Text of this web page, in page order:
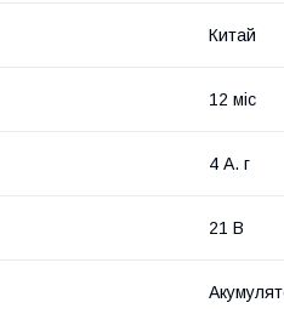
Китай
12 міс
4 А. г
21 В